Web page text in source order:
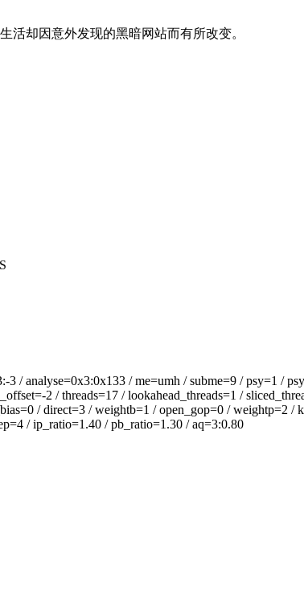
却因意外发现的黑暗网站而有所改变。
/ me=umh / subme=9 / psy=1 /
2 / threads=17 / lookahead_threads=1 /
/ direct=3 / weightb=1 / open_gop=0 / weightp=2
/ ip_ratio=1.40 / pb_ratio=1.30 / aq=3:0.80